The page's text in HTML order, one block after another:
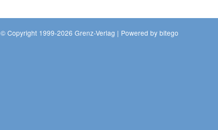
© Copyright 1999-2026 Grenz-Verlag | Powered by bitego